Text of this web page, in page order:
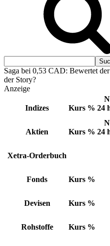
Saga bei 0,53 CAD: Bewertet
der Story?
Anzeige
Indizes Kurs % 24
Aktien Kurs % 24
Xetra-Orderbuch
Fonds Kurs %
Devisen Kurs %
Rohstoffe Kurs %